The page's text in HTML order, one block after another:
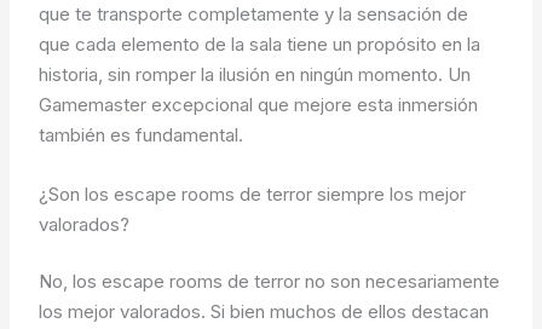
que te transporte completamente y la sensación de
que cada elemento de la sala tiene un propósito en la
historia, sin romper la ilusión en ningún momento. Un
Gamemaster excepcional que mejore esta inmersión
también es fundamental.
¿Son los escape rooms de terror siempre los mejor
valorados?
No, los escape rooms de terror no son necesariamente
los mejor valorados. Si bien muchos de ellos destacan